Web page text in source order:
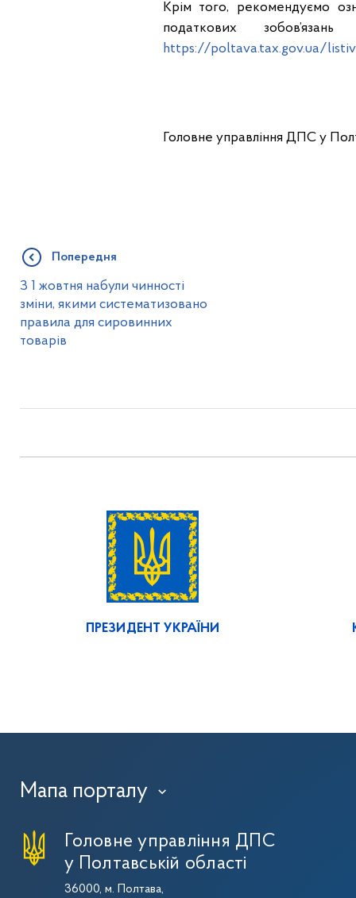
Крім того, рекомендуємо
податкових
https://poltava.tax.gov.ua/
Головне управління ДПС у
Попередня
З 1 жовтня набули чинності
зміни, якими систематизовано
правила для сировинних
товарів
ПРЕЗИДЕНТ УКРАЇНИ
Мапа порталу ›
Головне управління ДПС
у Полтавській області
36000, м. Полтава,